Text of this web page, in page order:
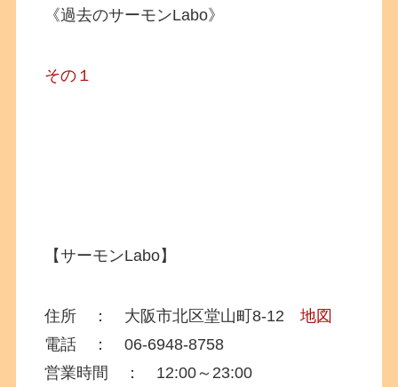
《過去のサーモンLabo》
その１
【サーモンLabo】
住所 ： 大阪市北区堂山町8-12地図
電話 ： 06-6948-8758
営業時間 ： 12:00～23:00